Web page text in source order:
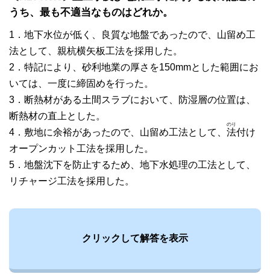
うち、最も不適当なものはどれか。
1．地下水位が低く、良質な地盤であったので、山留め工
法として、親杭横矢板工法を採用した。
2．特記により、砂利地業の厚さを150mmとした範囲にお
いては、一度に締固めを行った。
3．断熱材がある土間スラブにおいて、防湿層の位置は、
断熱材の直上とした。
4．敷地に余裕があったので、山留め工法として、 法
のり
付け
オープンカット工法を採用した。
5．地盤沈下を防止するため、地下水処理の工法として、
リチャージ工法を採用した。
クリックして解答を表示